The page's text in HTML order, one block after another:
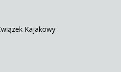
Kajakowy